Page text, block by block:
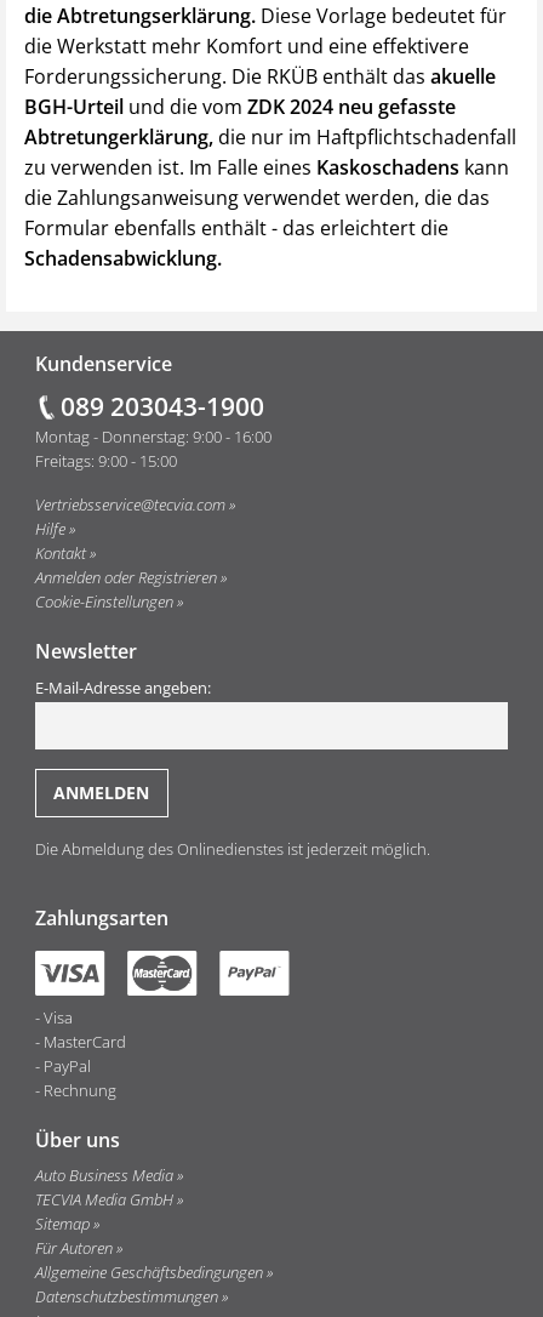
die Abtretungserklärung. Diese Vorlage bedeutet für
die Werkstatt mehr Komfort und eine effektivere
Forderungssicherung. Die RKÜB enthält das akuelle
BGH-Urteil und die vom ZDK 2024 neu gefasste
Abtretungerklärung,die nur im Haftpflichtschadenfall
zu verwenden ist. Im Falle eines Kaskoschadens kann
die Zahlungsanweisung verwendet werden, die das
Formular ebenfalls enthält - das erleichtert die
Schadensabwicklung.
Kundenservice
089 203043-1900
Montag - Donnerstag: 9:00 - 16:00
Freitags: 9:00 - 15:00
Vertriebsservice@tecvia.com
Hilfe
Kontakt
Anmelden oder Registrieren
Cookie-Einstellungen
Newsletter
E-Mail-Adresse angeben:
Die Abmeldung des Onlinedienstes ist jederzeit möglich.
Zahlungsarten
Visa
MasterCard
PayPal
Rechnung
Über uns
Auto Business Media
TECVIA Media GmbH
Sitemap
Für Autoren
Allgemeine Geschäftsbedingungen
Datenschutzbestimmungen